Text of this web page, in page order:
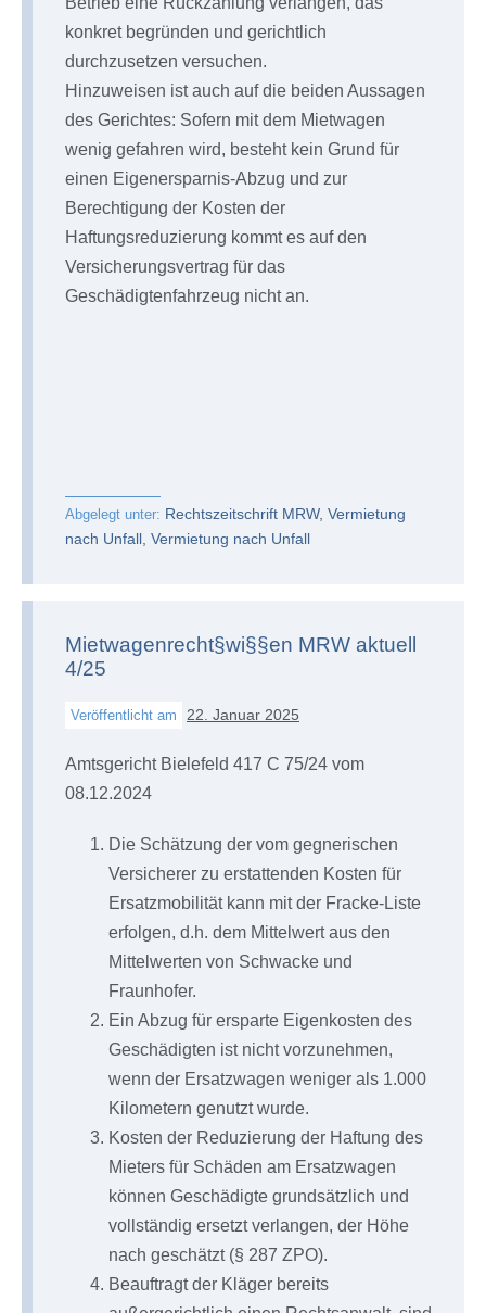
konkret begründen und gerichtlich
durchzusetzen versuchen.
Hinzuweisen ist auch auf die beiden Aussagen
des Gerichtes: Sofern mit dem Mietwagen
wenig gefahren wird, besteht kein Grund für
einen Eigenersparnis-Abzug und zur
Berechtigung der Kosten der
Haftungsreduzierung kommt es auf den
Versicherungsvertrag für das
Geschädigtenfahrzeug nicht an.
Abgelegt unter: Rechtszeitschrift MRW, Vermietung
nach Unfall Vermietung nach Unfall
Mietwagenrecht§wi§§en MRW aktuell
4/25
Veröffentlicht am 22. Januar 2025
Amtsgericht Bielefeld 417 C 75/24 vom
08.12.2024
Die Schätzung der vom gegnerischen
Versicherer zu erstattenden Kosten für
Ersatzmobilität kann mit der Fracke-Liste
erfolgen, d.h. dem Mittelwert aus den
Mittelwerten von Schwacke und
Fraunhofer.
Ein Abzug für ersparte Eigenkosten des
Geschädigten ist nicht vorzunehmen,
wenn der Ersatzwagen weniger als 1.000
Kilometern genutzt wurde.
Kosten der Reduzierung der Haftung des
Mieters für Schäden am Ersatzwagen
können Geschädigte grundsätzlich und
vollständig ersetzt verlangen, der Höhe
nach geschätzt (§ 287 ZPO).
Beauftragt der Kläger bereits